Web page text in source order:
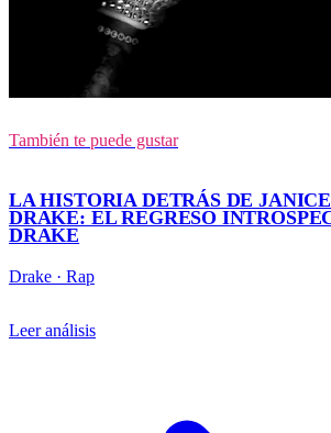
También te puede gustar
LA HISTORIA DETRÁS DE
DRAKE: EL REGRESO
DRAKE
Drake · Rap
Leer análisis